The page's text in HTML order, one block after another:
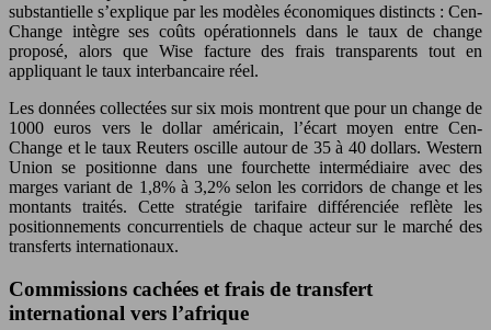
substantielle s’explique par les modèles économiques distincts : Cen-
Change intègre ses coûts opérationnels dans le taux de change
proposé, alors que Wise facture des frais transparents tout en
appliquant le taux interbancaire réel.
Les données collectées sur six mois montrent que pour un change de
1000 euros vers le dollar américain, l’écart moyen entre Cen-
Change et le taux Reuters oscille autour de 35 à 40 dollars. Western
Union se positionne dans une fourchette intermédiaire avec des
marges variant de 1,8% à 3,2% selon les corridors de change et les
montants traités. Cette stratégie tarifaire différenciée reflète les
positionnements concurrentiels de chaque acteur sur le marché des
transferts internationaux.
Commissions cachées et frais de transfert
international vers l’afrique